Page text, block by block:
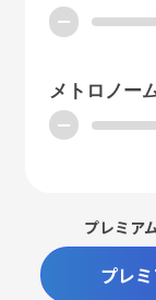
ー
メトロノー
ー
プレミア
プレ